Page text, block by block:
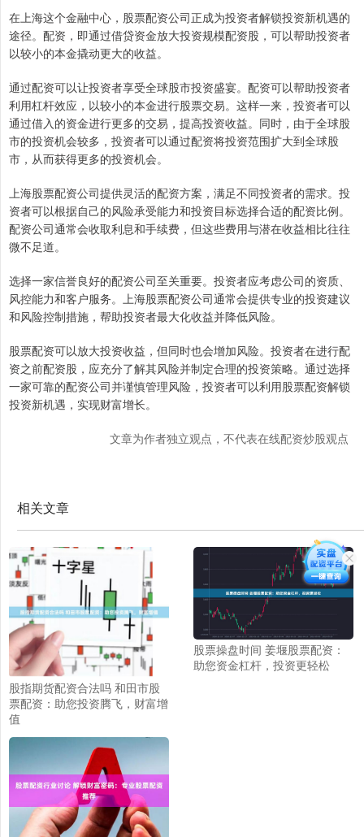
在上海这个金融中心，股票配资公司正成为投资者解锁投资新机遇的
途径。配资，即通过借贷资金放大投资规模配资股，可以帮助投资者
以较小的本金撬动更大的收益。
通过配资可以让投资者享受全球股市投资盛宴。配资可以帮助投资者
利用杠杆效应，以较小的本金进行股票交易。这样一来，投资者可以
通过借入的资金进行更多的交易，提高投资收益。同时，由于全球股
市的投资机会较多，投资者可以通过配资将投资范围扩大到全球股
市，从而获得更多的投资机会。
上海股票配资公司提供灵活的配资方案，满足不同投资者的需求。投
资者可以根据自己的风险承受能力和投资目标选择合适的配资比例。
配资公司通常会收取利息和手续费，但这些费用与潜在收益相比往往
微不足道。
选择一家信誉良好的配资公司至关重要。投资者应考虑公司的资质、
风控能力和客户服务。上海股票配资公司通常会提供专业的投资建议
和风险控制措施，帮助投资者最大化收益并降低风险。
股票配资可以放大投资收益，但同时也会增加风险。投资者在进行配
资之前配资股，应充分了解其风险并制定合理的投资策略。通过选择
一家可靠的配资公司并谨慎管理风险，投资者可以利用股票配资解锁
投资新机遇，实现财富增长。
文章为作者独立观点，不代表在线配资炒股观点
相关文章
股指期货配资合法吗 和田市股
票配资：助您投资腾飞，财富增
值
股票操盘时间 姜堰股票配资：
助您资金杠杆，投资更轻松